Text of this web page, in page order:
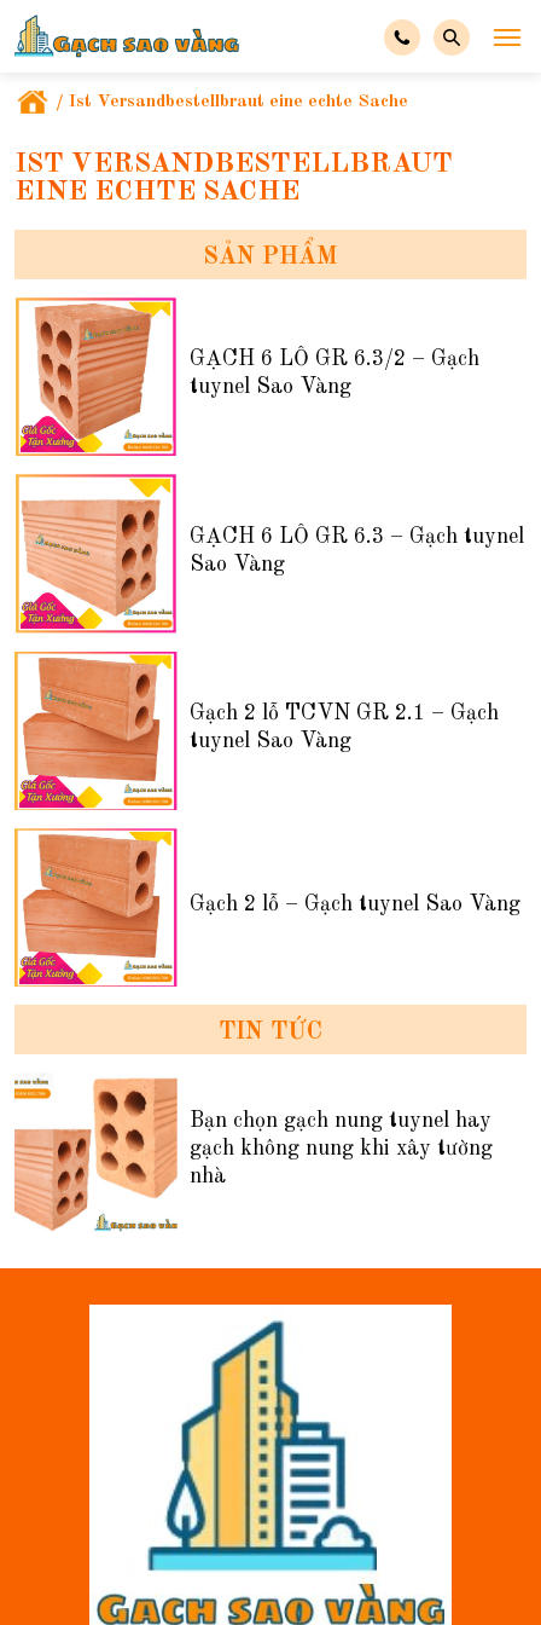
/ Ist Versandbestellbraut eine echte Sache
IST VERSANDBESTELLBRAUT
EINE ECHTE SACHE
SẢN PHẨM
GẠCH 6 LỖ GR 6.3/2 – Gạch
tuynel Sao Vàng
GẠCH 6 LỖ GR 6.3 – Gạch tuynel
Sao Vàng
Gạch 2 lỗ TCVN GR 2.1 – Gạch
tuynel Sao Vàng
Gạch 2 lỗ – Gạch tuynel Sao Vàng
TIN TỨC
Bạn chọn gạch nung tuynel hay
gạch không nung khi xây tường
nhà